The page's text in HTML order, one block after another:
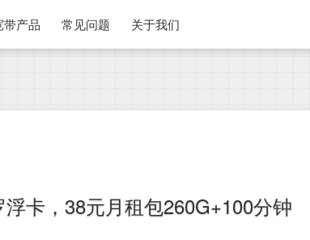
带产品 常见问题 关于我们
卡，38元月租包260G+100分钟